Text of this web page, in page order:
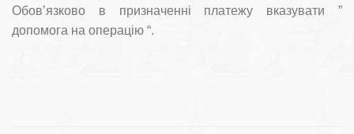
Обов’язково в призначенні платежу вказувати ”
допомога на операцію “.